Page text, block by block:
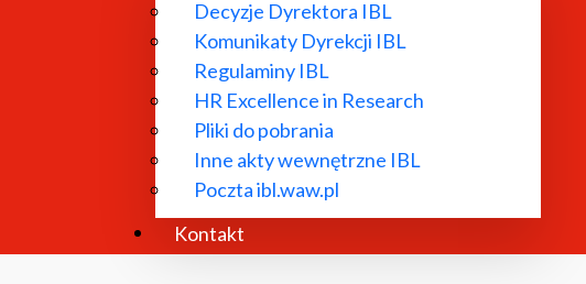
Decyzje Dyrektora IBL
Komunikaty Dyrekcji IBL
Regulaminy IBL
HR Excellence in Research
Pliki do pobrania
Inne akty wewnętrzne IBL
Poczta ibl.waw.pl
Kontakt